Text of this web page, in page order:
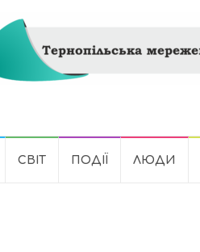
СВІТ ПОДІЇ ЛЮДИ